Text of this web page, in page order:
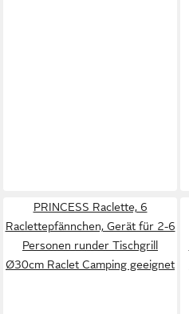
PRINCESS Raclette, 6
Raclettepfännchen, Gerät für 2-6
Personen runder Tischgrill
Ø30cm Raclet Camping geeignet